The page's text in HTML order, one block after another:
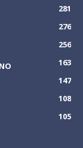
281
276
256
163
147
108
105